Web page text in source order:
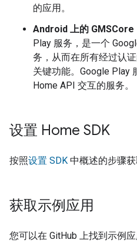
的应用。
Android 上的 GMSCore
Play 服务，是一个
务，从而在所有经过认
关键功能。Google Play
Home API 交互的服务。
设置 Home SDK
按照设置 SDK 中概述的步骤获
获取示例应用
您可以在 GitHub 上找到示例